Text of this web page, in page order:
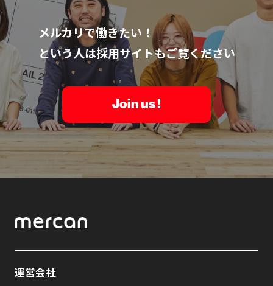
メルカリで働きたい！
という人は採用サイトもご覧ください
Join us !
運営会社